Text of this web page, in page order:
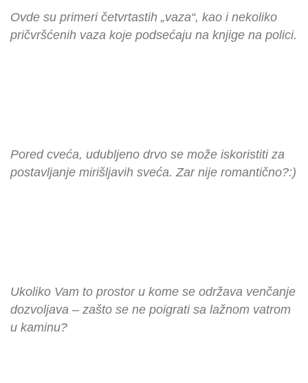
Ovde su primeri četvrtastih „vaza“, kao i nekoliko
pričvršćenih vaza koje podsećaju na knjige na polici.
Pored cveća, udubljeno drvo se može iskoristiti za
postavljanje mirišljavih sveća. Zar nije romantično?:)
Ukoliko Vam to prostor u kome se održava venčanje
dozvoljava – zašto se ne poigrati sa lažnom vatrom
u kaminu?